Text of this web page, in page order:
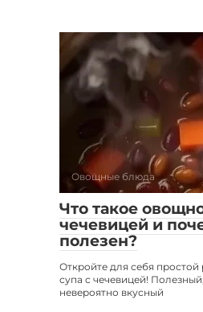
Овощные блюда
Что такое
чечевицей и
полезен?
Откройте для себя
супа с чечевицей!
невероятно вкусный